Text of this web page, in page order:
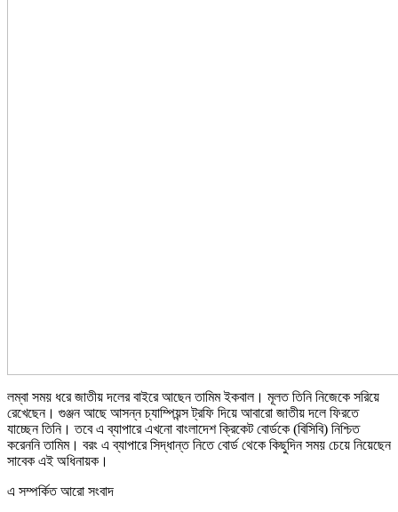
লম্বা সময় ধরে জাতীয় দলের বাইরে আছেন তামিম ইকবাল। মূলত তিনি নিজেকে সরিয়ে
রেখেছেন। গুঞ্জন আছে আসন্ন চ্যাম্পিয়ন্স ট্রফি দিয়ে আবারো জাতীয় দলে ফিরতে
যাচ্ছেন তিনি। তবে এ ব্যাপারে এখনো বাংলাদেশ ক্রিকেট বোর্ডকে (বিসিবি) নিশ্চিত
করেননি তামিম। বরং এ ব্যাপারে সিদ্ধান্ত নিতে বোর্ড থেকে কিছুদিন সময় চেয়ে নিয়েছেন
সাবেক এই অধিনায়ক।
এ সম্পর্কিত আরো সংবাদ